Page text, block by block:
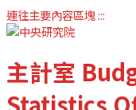
連往主要內容區塊:::
主計室